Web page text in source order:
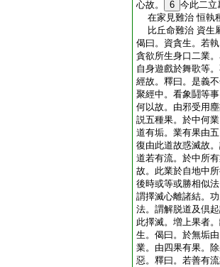
心故。
6 今此二立
在家見難治 恒執
比丘命難治 資生
偈曰。資貪生。若
貪欲所生身口二業
自身遊戲於舞歌等
經故。釋曰。是義
聚經中。看象鬪等
何以故。由邪受用
説五種果。於中何
道有垢。業有果由
復由此道故惑滅故
道若有流。於中所
故。此業於自地中
後時或等或勝相似
謂擇滅心離諸結。
法。謂解脱道及倶
此擇滅。増上果者
生。偈曰。於無垢
業。由四果有果。
惡。釋曰。若善有